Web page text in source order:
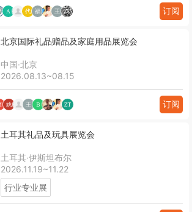
订阅
北京国际礼品赠品及家庭用品展览会
中国·北京
2026.08.13~08.15
订阅
土耳其礼品及玩具展览会
土耳其·伊斯坦布尔
2026.11.19~11.22
行业专业展